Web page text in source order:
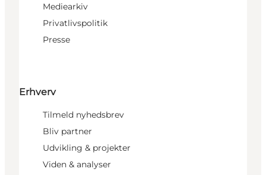
Mediearkiv
Privatlivspolitik
Presse
Erhverv
Tilmeld nyhedsbrev
Bliv partner
Udvikling & projekter
Viden & analyser